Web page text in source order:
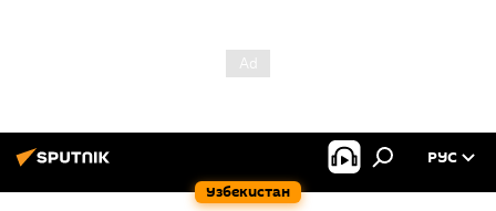
Узбекистан
РУС